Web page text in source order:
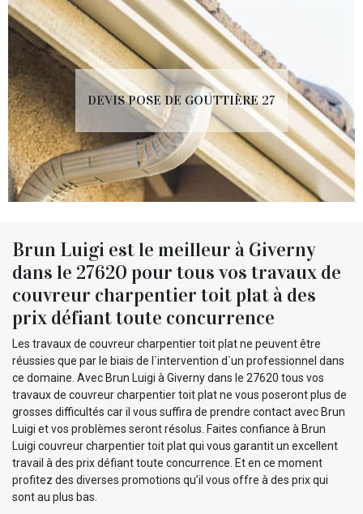
DEVIS POSE DE GOUTTIÈRE 27
Brun Luigi est le meilleur à Giverny
dans le 27620 pour tous vos travaux de
couvreur charpentier toit plat à des
prix défiant toute concurrence
Les travaux de couvreur charpentier toit plat ne peuvent être
réussies que par le biais de l`intervention d`un professionnel dans
ce domaine. Avec Brun Luigi à Giverny dans le 27620 tous vos
travaux de couvreur charpentier toit plat ne vous poseront plus de
grosses difficultés car il vous suffira de prendre contact avec Brun
Luigi et vos problèmes seront résolus. Faites confiance à Brun
Luigi couvreur charpentier toit plat qui vous garantit un excellent
travail à des prix défiant toute concurrence. Et en ce moment
profitez des diverses promotions qu’il vous offre à des prix qui
sont au plus bas.